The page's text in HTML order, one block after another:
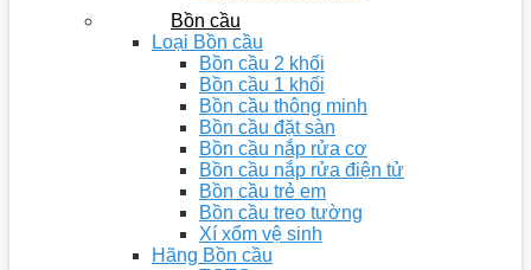
Bồn cầu
Loại Bồn cầu
Bồn cầu 2 khối
Bồn cầu 1 khối
Bồn cầu thông minh
Bồn cầu đặt sàn
Bồn cầu nắp rửa cơ
Bồn cầu nắp rửa điện tử
Bồn cầu trẻ em
Bồn cầu treo tường
Xí xổm vệ sinh
Hãng Bồn cầu